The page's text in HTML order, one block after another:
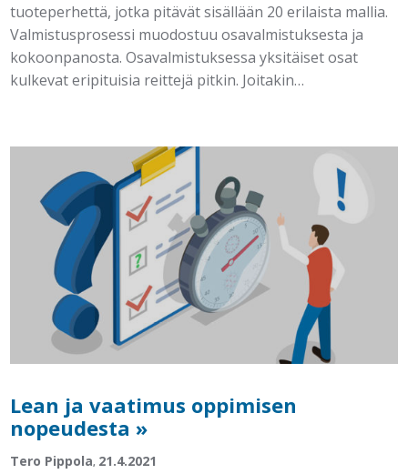
tuoteperhettä, jotka pitävät sisällään 20 erilaista mallia.
Valmistusprosessi muodostuu osavalmistuksesta ja
kokoonpanosta. Osavalmistuksessa yksitäiset osat
kulkevat eripituisia reittejä pitkin. Joitakin…
Lean ja vaatimus oppimisen
nopeudesta »
Tero Pippola, 21.4.2021